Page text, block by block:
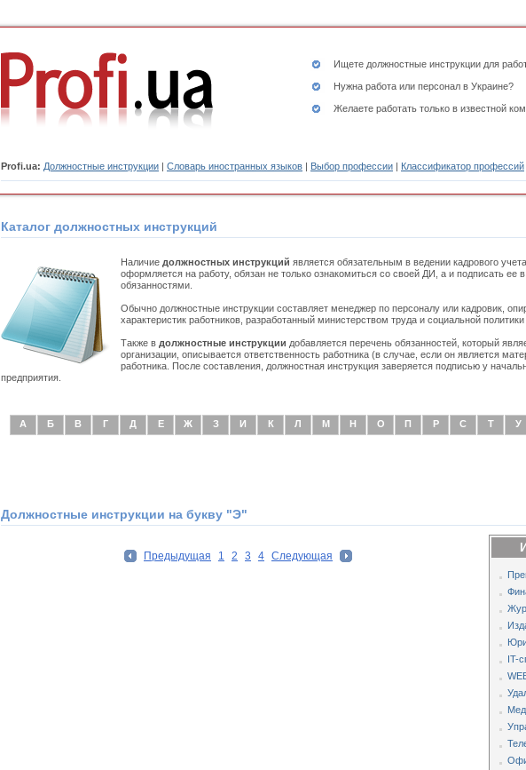
Ищете должностные инструкции для
Нужна работа или персонал в Украине?
Желаете работать только в известной
Profi.ua: Должностные инструкции | Словарь иностранных языков | Выбор профессии | Классификатор профессий
Каталог должностных инструкций
Наличие должностных инструкций является обязательным в ведении кадрового
оформляется на работу, обязан не только ознакомиться со своей ДИ, а и подписать ее
обязанностями.
Обычно должностные инструкции составляет менеджер по персоналу или кадровик,
характеристик работников, разработанный министерством труда и социальной
Также в должностные инструкции добавляется перечень обязанностей, который
организации, описывается ответственность работника (в случае, если он является
работника. После составления, должностная инструкция заверяется подписью у
предприятия.
А Б В Г Д Е Ж З И К Л М Н О П Р С Т У
Должностные инструкции на букву "Э"
Предыдущая 1 2 3 4 Следующая
IT-